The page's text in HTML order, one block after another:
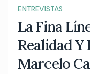
ENTREVISTAS
La Fina
Realidad Y
Marcelo